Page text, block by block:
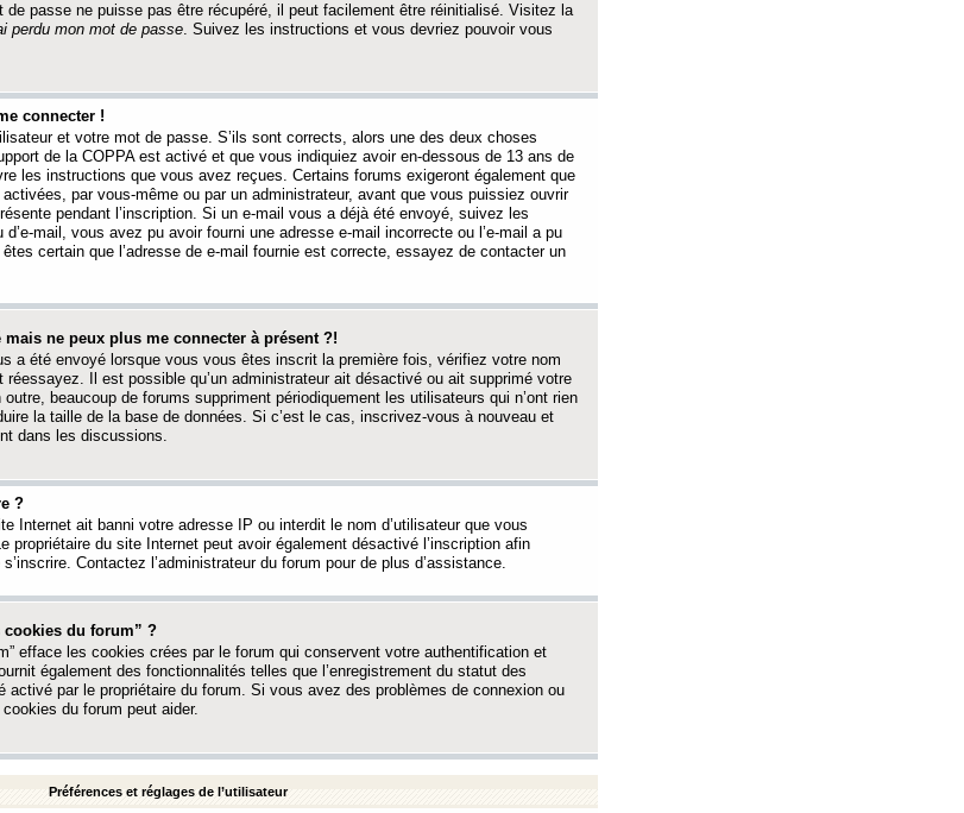
de passe ne puisse pas être récupéré, il peut facilement être réinitialisé. Visitez la
perdu mon mot de passe. Suivez les instructions et vous devriez pouvoir vous
connecter !
et votre mot de passe. S’ils sont corrects, alors une des deux choses
de la COPPA est activé et que vous indiquiez avoir en-dessous de 13 ans de
les instructions que vous avez reçues. Certains forums exigeront également que
par vous-même ou par un administrateur, avant que vous puissiez ouvrir
pendant l’inscription. Si un e-mail vous a déjà été envoyé, suivez les
mail, vous avez pu avoir fourni une adresse e-mail incorrecte ou l’e-mail a pu
certain que l’adresse de e-mail fournie est correcte, essayez de contacter un
ne peux plus me connecter à présent ?!
a été envoyé lorsque vous vous êtes inscrit la première fois, vérifiez votre nom
réessayez. Il est possible qu’un administrateur ait désactivé ou ait supprimé votre
beaucoup de forums suppriment périodiquement les utilisateurs qui n’ont rien
la taille de la base de données. Si c’est le cas, inscrivez-vous à nouveau et
dans les discussions.
?
Internet ait banni votre adresse IP ou interdit le nom d’utilisateur que vous
propriétaire du site Internet peut avoir également désactivé l’inscription afin
Contactez l’administrateur du forum pour de plus d’assistance.
du forum” ?
efface les cookies crées par le forum qui conservent votre authentification et
également des fonctionnalités telles que l’enregistrement du statut des
par le propriétaire du forum. Si vous avez des problèmes de connexion ou
du forum peut aider.
Préférences et réglages de l’utilisateur